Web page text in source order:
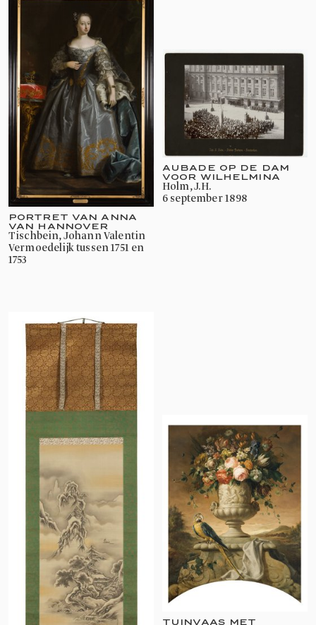
PORTRET VAN ANNA
VAN HANNOVER
Tischbein, Johann Valentin
vermoedelijk tussen 1751 en
1753
AUBADE OP DE DAM
VOOR WILHELMINA
Holm, J.H.
6 september 1898
TUINVAAS MET